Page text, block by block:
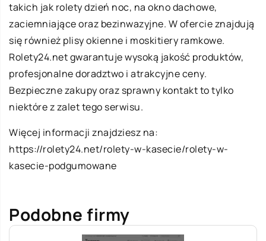
takich jak rolety dzień noc, na okno dachowe,
zaciemniające oraz bezinwazyjne. W ofercie znajdują
się również plisy okienne i moskitiery ramkowe.
Rolety24.net gwarantuje wysoką jakość produktów,
profesjonalne doradztwo i atrakcyjne ceny.
Bezpieczne zakupy oraz sprawny kontakt to tylko
niektóre z zalet tego serwisu.
Więcej informacji znajdziesz na:
https://rolety24.net/rolety-w-kasecie/rolety-w-
kasecie-podgumowane
Podobne firmy